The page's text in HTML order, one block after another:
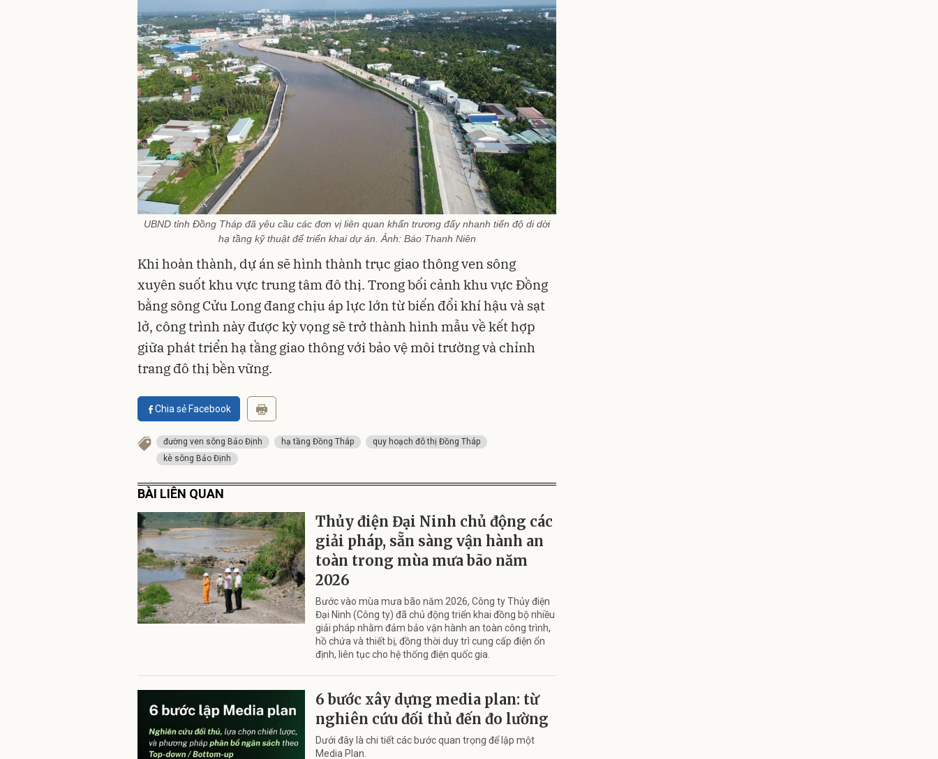
UBND tỉnh Đồng Tháp đã yêu cầu các đơn vị liên quan khẩn trương đẩy nhanh tiến độ di dời
hạ tầng kỹ thuật để triển khai dự án. Ảnh: Báo Thanh Niên
Khi hoàn thành, dự án sẽ hình thành trục giao thông ven sông
xuyên suốt khu vực trung tâm đô thị. Trong bối cảnh khu vực Đồng
bằng sông Cửu Long đang chịu áp lực lớn từ biến đổi khí hậu và sạt
lở, công trình này được kỳ vọng sẽ trở thành hình mẫu về kết hợp
giữa phát triển hạ tầng giao thông với bảo vệ môi trường và chỉnh
trang đô thị bền vững.
Chia sẻ Facebook
đường ven sông Bảo Định hạ tầng Đồng Tháp
quy hoạch đô thị Đồng Tháp
kè sông Bảo Định
BÀI LIÊN QUAN
Thủy điện Đại Ninh chủ động các
giải pháp, sẵn sàng vận hành an
toàn trong mùa mưa bão năm
2026
Bước vào mùa mưa bão năm 2026, Công ty Thủy điện
Đại Ninh (Công ty) đã chủ động triển khai đồng bộ nhiều
giải pháp nhằm đảm bảo vận hành an toàn công trình,
hồ chứa và thiết bị, đồng thời duy trì cung cấp điện ổn
định, liên tục cho hệ thống điện quốc gia.
6 bước xây dựng media plan: từ
nghiên cứu đối thủ đến đo lường
Dưới đây là chi tiết các bước quan trọng để lập một
Media Plan.